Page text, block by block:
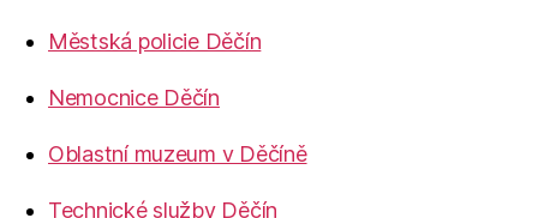
Městská policie Děčín
Nemocnice Děčín
Oblastní muzeum v Děčíně
Technické služby Děčín